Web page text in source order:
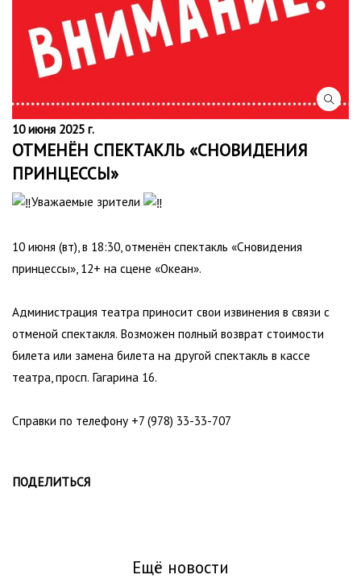
10 июня 2025 г.
ОТМЕНЁН СПЕКТАКЛЬ «СНОВИДЕНИЯ
ПРИНЦЕССЫ»
Уважаемые зрители
10 июня (вт), в 18:30, отменён спектакль «Сновидения
принцессы», 12+ на сцене «Океан».
Администрация театра приносит свои извинения в связи с
отменой спектакля. Возможен полный возврат стоимости
билета или замена билета на другой спектакль в кассе
театра, просп. Гагарина 16.
Справки по телефону +7 (978) 33-33-707
ПОДЕЛИТЬСЯ
Ещё новости